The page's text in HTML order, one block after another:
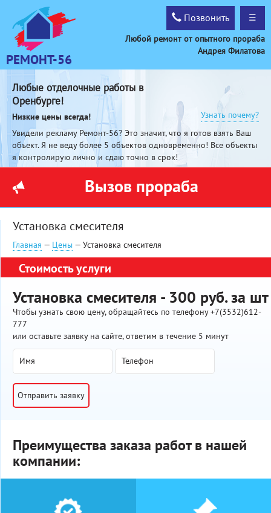
Позвонить ☰
РЕМОНТ-56
Любой ремонт от опытного прораба
Андрея Филатова
Любые отделочные работы в
Оренбурге!
Низкие цены всегда!
Узнать почему?
Увидели рекламу Ремонт-56? Это значит, что я готов взять Ваш
объект. Я не веду более 5 объектов одновременно! Все объекты
я контролирую лично и сдаю точно в срок!
Вызов прораба
Установка смесителя
Главная — Цены — Установка смесителя
Стоимость услуги
Установка смесителя - 300 руб. за шт
Чтобы узнать свою цену, обращайтесь по телефону +7(3532)612-
777
или оставьте заявку на сайте, ответим в течение 5 минут
Отправить заявку
Преимущества заказа работ в нашей
компании: